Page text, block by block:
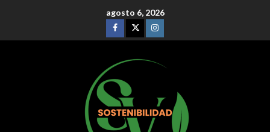
agosto 6, 2026